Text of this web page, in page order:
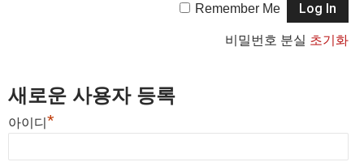
Remember Me
비밀번호 분실 초기화
새로운 사용자 등록
아이디 *